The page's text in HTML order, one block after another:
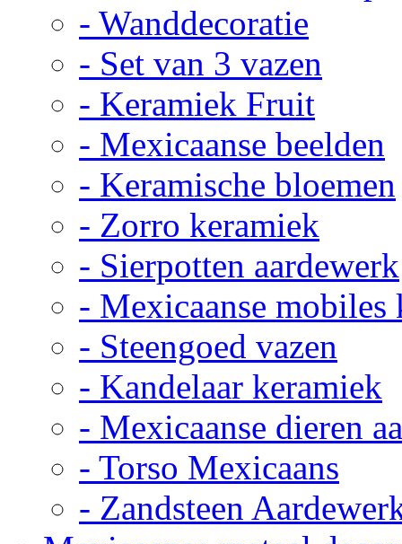
- Wanddecoratie
- Set van 3 vazen
- Keramiek Fruit
- Mexicaanse beelden
- Keramische bloemen
- Zorro keramiek
- Sierpotten aardewerk
- Mexicaanse mobiles
- Steengoed vazen
- Kandelaar keramiek
- Mexicaanse dieren
- Torso Mexicaans
- Zandsteen